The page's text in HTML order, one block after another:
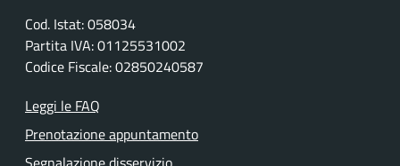
Cod. Istat: 058034
Partita IVA: 01125531002
Codice Fiscale: 02850240587
Leggi le FAQ
Prenotazione appuntamento